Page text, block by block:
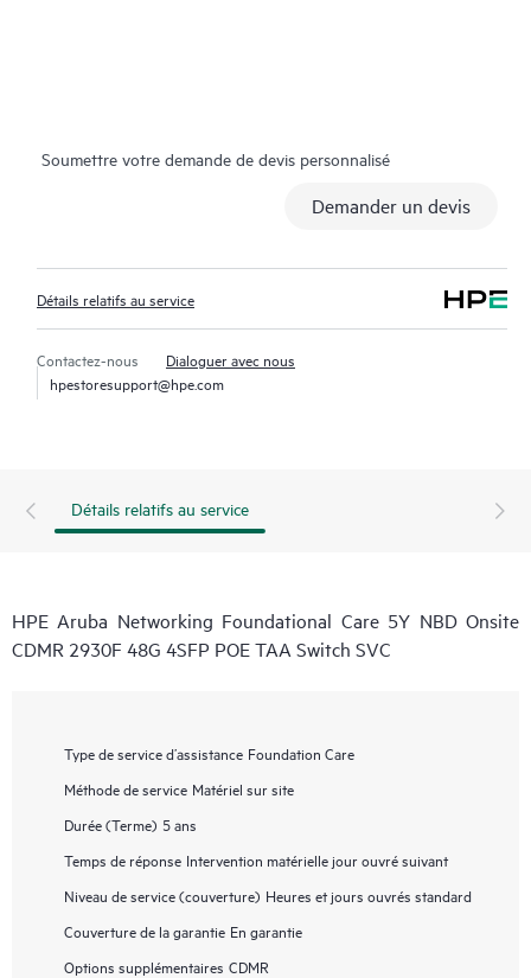
Soumettre votre demande de devis personnalisé
Demander un devis
Détails relatifs au service
Contactez-nous
Dialoguer avec nous
hpestoresupport@hpe.com
Détails relatifs au service
HPE Aruba Networking Foundational Care 5Y NBD Onsite
CDMR 2930F 48G 4SFP POE TAA Switch SVC
Type de service d’assistance Foundation Care
Méthode de service Matériel sur site
Durée (Terme) 5 ans
Temps de réponse Intervention matérielle jour ouvré suivant
Niveau de service (couverture) Heures et jours ouvrés standard
Couverture de la garantie En garantie
Options supplémentaires CDMR